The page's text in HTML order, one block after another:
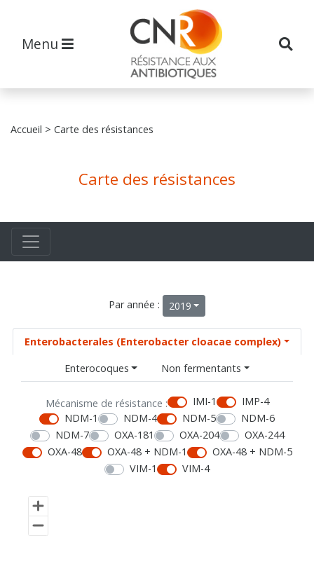
Menu
Accueil > Carte des résistances
Carte des résistances
Par année : 2019
Enterobacterales (Enterobacter cloacae complex)
Enterocoques
Non fermentants
Mécanisme de résistance : IMI-1
IMP-4
NDM-1
NDM-4 NDM-5
NDM-6
NDM-7
OXA-181 OXA-204
OXA-244
OXA-48
OXA-48 + NDM-1
OXA-48 + NDM-5
VIM-1
VIM-4